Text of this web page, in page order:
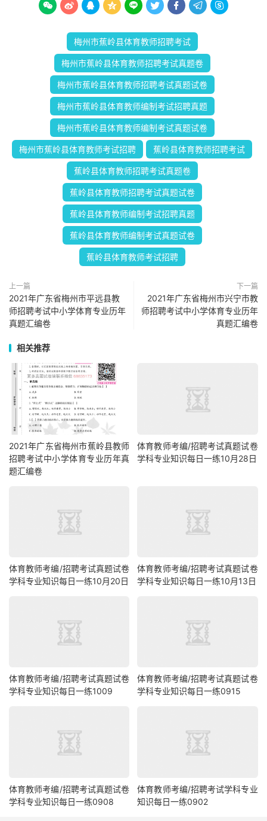
        
梅州市蕉岭县体育教师招聘考试
梅州市蕉岭县体育教师招聘考试真题卷
梅州市蕉岭县体育教师招聘考试真题试卷
梅州市蕉岭县体育教师编制考试招聘真题
梅州市蕉岭县体育教师编制考试真题试卷
梅州市蕉岭县体育教师考试招聘 蕉岭县体育教师招聘考试
蕉岭县体育教师招聘考试真题卷
蕉岭县体育教师招聘考试真题试卷
蕉岭县体育教师编制考试招聘真题
蕉岭县体育教师编制考试真题试卷
蕉岭县体育教师考试招聘
上一篇
2021年广东省梅州市平远县教
师招聘考试中小学体育专业历年
真题汇编卷
下一篇
2021年广东省梅州市兴宁市教
师招聘考试中小学体育专业历年
真题汇编卷
相关推荐
2021年广东省梅州市蕉岭县教师
招聘考试中小学体育专业历年真
题汇编卷
体育教师考编/招聘考试真题试卷
学科专业知识每日一练10月28日
体育教师考编/招聘考试真题试卷
学科专业知识每日一练10月20日
体育教师考编/招聘考试真题试卷
学科专业知识每日一练10月13日
体育教师考编/招聘考试真题试卷
学科专业知识每日一练1009
体育教师考编/招聘考试真题试卷
学科专业知识每日一练0915
体育教师考编/招聘考试真题试卷
学科专业知识每日一练0908
体育教师考编/招聘考试学科专业
知识每日一练0902